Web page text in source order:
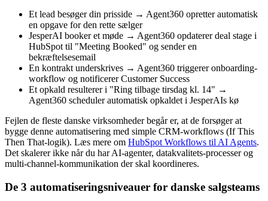
Et lead besøger din prisside → Agent360 opretter automatisk
en opgave for den rette sælger
JesperAI booker et møde → Agent360 opdaterer deal stage i
HubSpot til "Meeting Booked" og sender en
bekræftelsesemail
En kontrakt underskrives → Agent360 triggerer onboarding-
workflow og notificerer Customer Success
Et opkald resulterer i "Ring tilbage tirsdag kl. 14" →
Agent360 scheduler automatisk opkaldet i JesperAIs kø
Fejlen de fleste danske virksomheder begår er, at de forsøger at
bygge denne automatisering med simple CRM-workflows (If This
Then That-logik). Læs mere om HubSpot Workflows til AI Agents.
Det skalerer ikke når du har AI-agenter, datakvalitets-processer og
multi-channel-kommunikation der skal koordineres.
De 3 automatiseringsniveauer for danske salgsteams